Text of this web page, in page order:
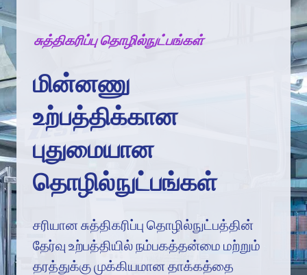
சுத்திகரிப்பு தொழில்நுட்பங்கள்
மின்னணு
உற்பத்திக்கான
புதுமையான
தொழில்நுட்பங்கள்
சரியான சுத்திகரிப்பு தொழில்நுட்பத்தின்
தேர்வு உற்பத்தியில் நம்பகத்தன்மை மற்றும்
தரத்துக்கு முக்கியமான தாக்கத்தை